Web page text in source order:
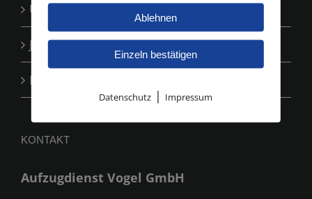
Unternehmen
Jobs
Kontakt
KONTAKT
Aufzugdienst Vogel GmbH
Ablehnen
Einzeln bestätigen
Datenschutz | Impressum